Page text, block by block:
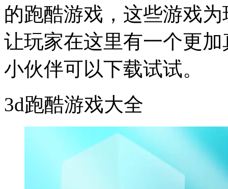
的跑酷游戏，这些游戏
让玩家在这里有一个更
小伙伴可以下载试试。
3d跑酷游戏大全